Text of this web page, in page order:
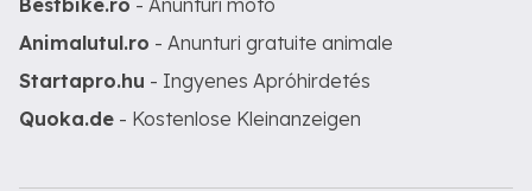
Bestbike.ro - Anunturi moto
Animalutul.ro - Anunturi gratuite animale
Startapro.hu - Ingyenes Apróhirdetés
Quoka.de - Kostenlose Kleinanzeigen